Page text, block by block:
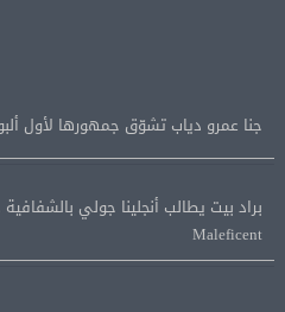
Maleficent